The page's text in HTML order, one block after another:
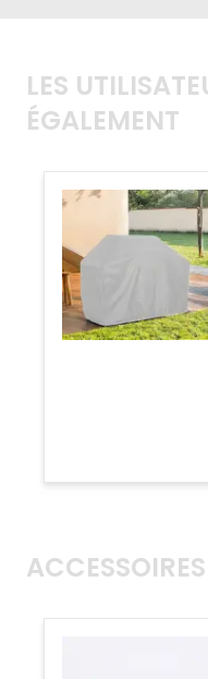
LES
ÉGALEMENT
ACCESSOIRES